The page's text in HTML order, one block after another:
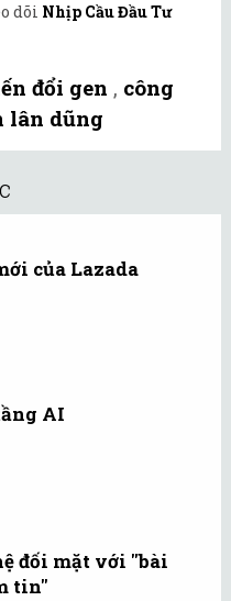
dõi Nhịp Cầu Đầu Tư
đổi gen , công
lân dũng
của Lazada
AI
đối mặt với "bài
tin"